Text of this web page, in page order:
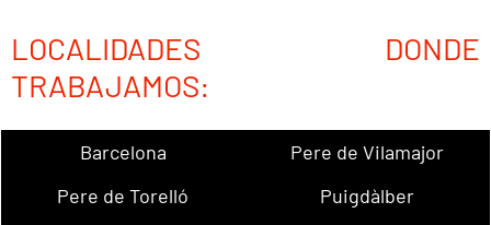
LOCALIDADES DONDE
TRABAJAMOS:
Barcelona
Pere de Vilamajor
Pere de Torelló
Puigdàlber